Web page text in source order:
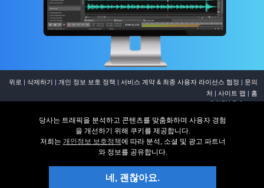
위로 | 삭제하기 | 개인 정보 보호 정책 | 서비스 계약 & 최종 사용자 라이선스 협정 | 문의
처 | 사이트 맵 | 홈
© NCH Software
유용한 링크
관련 프로그램
멀티 트랙 믹서
동영상 편집
사운드 파일 변환기
악보 사보 소프트웨어
사운드 레코딩 소프트웨어...
당사는 트래픽을 분석하고 콘텐츠를 맞춤화하며 사용자 경험
을 개선하기 위해 쿠키를 제공합니다.
저희는 개인정보 보호정책에 따라 분석, 소셜 및 광고 파트너
와 정보를 공유합니다.
네, 괜찮아요.